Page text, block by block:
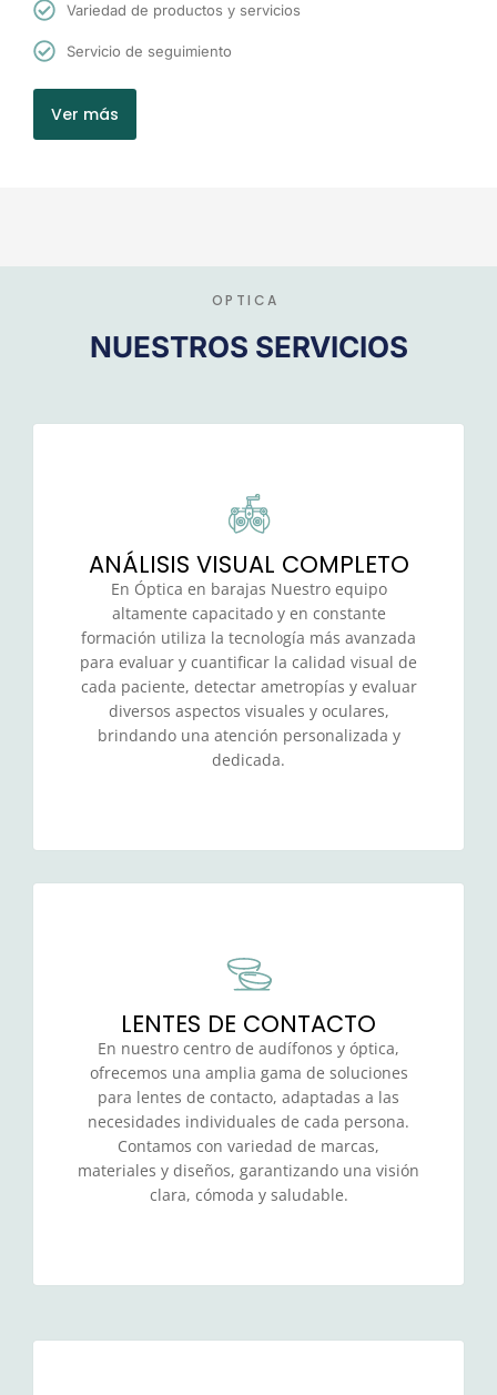
Variedad de productos y servicios
Servicio de seguimiento
Ver más
OPTICA
NUESTROS SERVICIOS
ANÁLISIS VISUAL COMPLETO
En Óptica en barajas Nuestro equipo
altamente capacitado y en constante
formación utiliza la tecnología más avanzada
para evaluar y cuantificar la calidad visual de
cada paciente, detectar ametropías y evaluar
diversos aspectos visuales y oculares,
brindando una atención personalizada y
dedicada.
LENTES DE CONTACTO
En nuestro centro de audífonos y óptica,
ofrecemos una amplia gama de soluciones
para lentes de contacto, adaptadas a las
necesidades individuales de cada persona.
Contamos con variedad de marcas,
materiales y diseños, garantizando una visión
clara, cómoda y saludable.